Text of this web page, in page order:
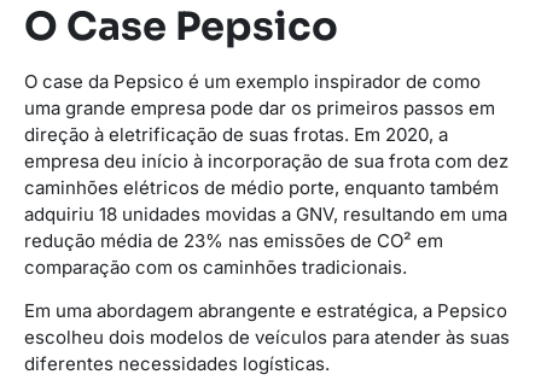
O Case Pepsico
O case da Pepsico é um exemplo inspirador de como
uma grande empresa pode dar os primeiros passos em
direção à eletrificação de suas frotas. Em 2020, a
empresa deu início à incorporação de sua frota com dez
caminhões elétricos de médio porte, enquanto também
adquiriu 18 unidades movidas a GNV, resultando em uma
redução média de 23% nas emissões de CO² em
comparação com os caminhões tradicionais.
Em uma abordagem abrangente e estratégica, a Pepsico
escolheu dois modelos de veículos para atender às suas
diferentes necessidades logísticas.